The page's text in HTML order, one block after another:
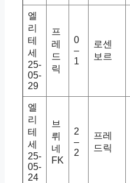
엘
리
테
세
25-
05-
29
프
레
드
릭
0
–
1
로센
보르
엘
리
테
세
25-
05-
24
브
뤼
네
FK
2
–
2
프레
드릭